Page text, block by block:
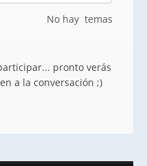
No hay temas
pronto verás
a la conversación ;)